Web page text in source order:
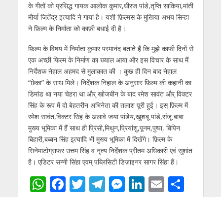
के गीतों को प्रसिद्ध गायक आलोक कुमार,धीरज पांडे,तृप्ति साकिया,मांती
मौर्या जितेंद्र इत्यादि ने गाया है। यशी फ़िल्मस के मुखिया अभय सिन्हा
ने फ़िल्म के निर्माता को काफ़ी बधाई दी है।
फ़िल्म के विषय में निर्माता कुमार परमानंद बताते हैं कि मुझे काफी दिनों से
एक अच्छी फिल्म के निर्माण का ख्याल आया और इस विचार के साथ मैं
निर्देशक नेहाल अहमद से मुलाक़ात की । कुछ ही दिन बाद नेहाल
“छेका” के साथ मिले। निर्देशक निहाल के अनुसार फ़िल्म की कहानी का
डिमांड था नया चेहरा था और् खोजबीन के बाद रमेश सावंत और् विक्टर
सिंह के रूप में दो बेहतरीन अभिनेता की तलाश पूरी हुई। इस् फ़िल्म में
रमेश सावंत,विक्टर सिंह के अलावे जया पांडेय,खुशबू पांडे,संजू बाबा
मुख्य भूमिका में हैं साथ ही प्रिंसी,मिथुन,प्रियांशु,पूनम,पुष्पा, बिपिन
बिहारी,बब्बन सिंह इत्यादि भी मुख्य भूमिका में दिखेंगे। फ़िल्म के
सिनेमाटोग्राफर उत्तम सिंह व नृत्य निर्देशक प्रीतम अधिकारी एवं सुशांत
है। एडिटर सन्नी सिंहा एवम् पब्लिसिटी डिज़ाइनर सागर सिंहा हैं।
W F T T M Li E S